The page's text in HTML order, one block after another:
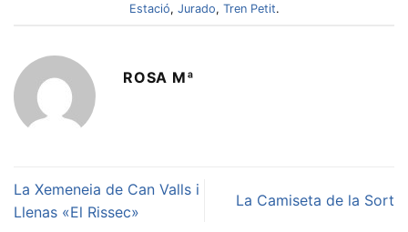
Estació, Jurado, Tren Petit.
ROSA Mª
La Xemeneia de Can Valls i
Llenas «El Rissec»
La Camiseta de la Sort